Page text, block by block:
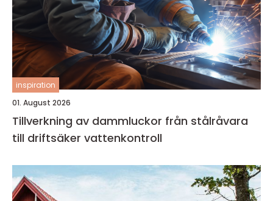
inspiration
01. August 2026
Tillverkning av dammluckor från stålråvara
till driftsäker vattenkontroll